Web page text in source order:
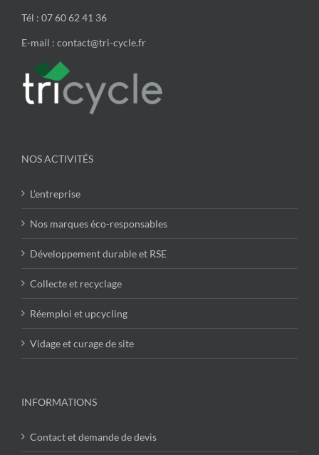
Tél : 07 60 62 41 36
E-mail : contact@tri-cycle.fr
NOS ACTIVITÉS
L’entreprise
Nos marques éco-responsables
Développement durable et RSE
Collecte et recyclage
Réemploi et upcycling
Vidage et curage de site
INFORMATIONS
Contact et demande de devis